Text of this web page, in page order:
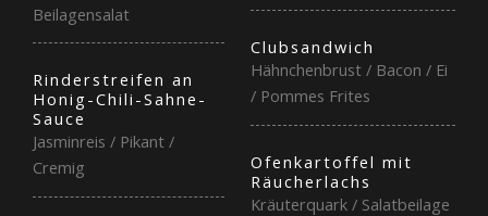
Beilagensalat
Rinderstreifen an
Honig-Chili-Sahne-
Sauce
Jasminreis / Pikant /
Cremig
Clubsandwich
Hähnchenbrust / Bacon / Ei
/ Pommes Frites
Ofenkartoffel mit
Räucherlachs
Kräuterquark / Salatbeilage